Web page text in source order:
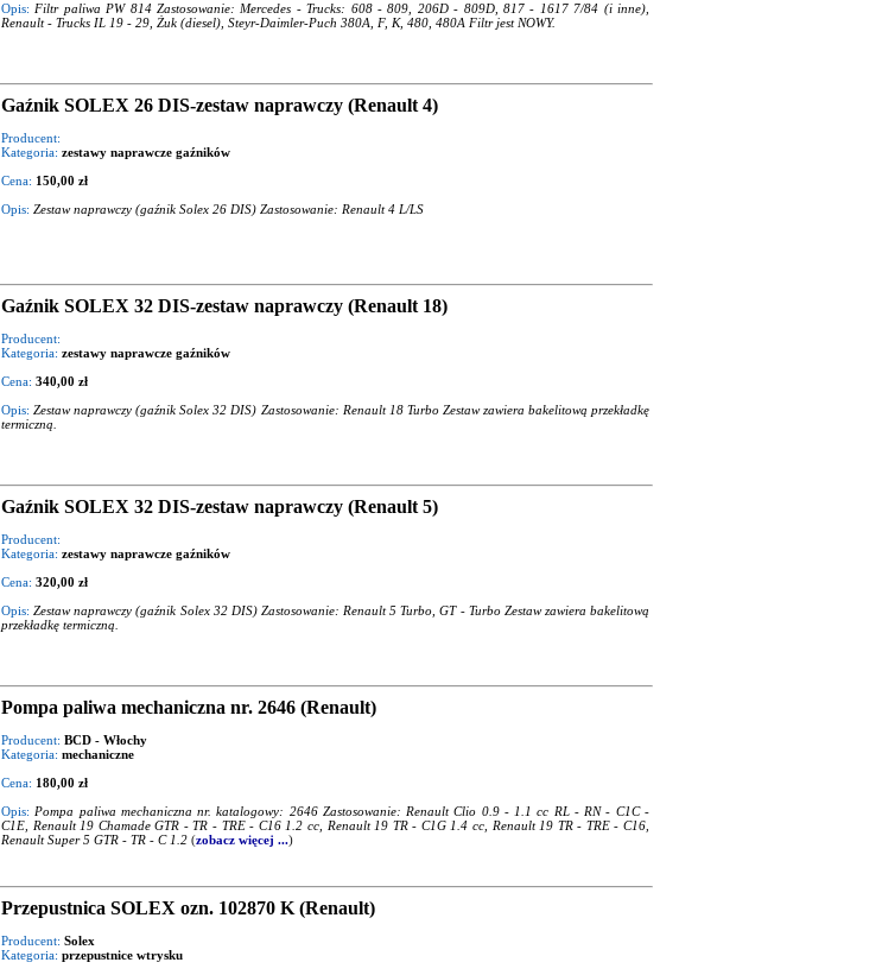
Opis: Filtr paliwa PW 814 Zastosowanie: Mercedes - Trucks: 608 - 809, 206D - 809D, 817 - 1617 7/84 (i inne),
Renault - Trucks IL 19 - 29, Żuk (diesel), Steyr-Daimler-Puch 380A, F, K, 480, 480A Filtr jest NOWY.
Gaźnik SOLEX 26 DIS-zestaw naprawczy (Renault 4)
Producent:
Kategoria: zestawy naprawcze gaźników
Cena: 150,00 zł
Opis: Zestaw naprawczy (gaźnik Solex 26 DIS) Zastosowanie: Renault 4 L/LS
Gaźnik SOLEX 32 DIS-zestaw naprawczy (Renault 18)
Producent:
Kategoria: zestawy naprawcze gaźników
Cena: 340,00 zł
Opis: Zestaw naprawczy (gaźnik Solex 32 DIS) Zastosowanie: Renault 18 Turbo Zestaw zawiera bakelitową przekładkę
termiczną.
Gaźnik SOLEX 32 DIS-zestaw naprawczy (Renault 5)
Producent:
Kategoria: zestawy naprawcze gaźników
Cena: 320,00 zł
Opis: Zestaw naprawczy (gaźnik Solex 32 DIS) Zastosowanie: Renault 5 Turbo, GT - Turbo Zestaw zawiera bakelitową
przekładkę termiczną.
Pompa paliwa mechaniczna nr. 2646 (Renault)
Producent: BCD - Włochy
Kategoria: mechaniczne
Cena: 180,00 zł
Opis: Pompa paliwa mechaniczna nr. katalogowy: 2646 Zastosowanie: Renault Clio 0.9 - 1.1 cc RL - RN - C1C -
C1E, Renault 19 Chamade GTR - TR - TRE - C16 1.2 cc, Renault 19 TR - C1G 1.4 cc, Renault 19 TR - TRE - C16,
Renault Super 5 GTR - TR - C 1.2 (zobacz więcej ...)
Przepustnica SOLEX ozn. 102870 K (Renault)
Producent: Solex
Kategoria: przepustnice wtrysku